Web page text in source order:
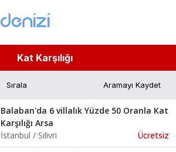
Kat Karşılığı
Aramayı Kaydet
Balaban'da 6 villalık Yüzde 50 Oranla Kat
Karşılığı Arsa
İstanbul / Silivri
Ücretsiz